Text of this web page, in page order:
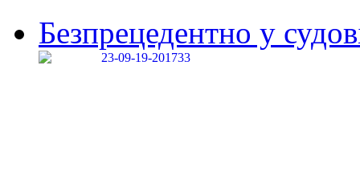
Безпрецедентно у